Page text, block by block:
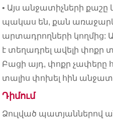
• Այս անջատիչների քաշը
պակաս են, քան
արտադրողների
է տեղադրել ավելի փոքր
Բացի այդ, փոքր չափերը
տալիս փոխել հին
Դիմում
Ձուլված պատյաններով